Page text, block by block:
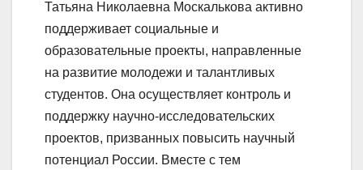
Татьяна Николаевна Москалькова активно
поддерживает социальные и
образовательные проекты, направленные
на развитие молодежи и талантливых
студентов. Она осуществляет контроль и
поддержку научно-исследовательских
проектов, призванных повысить научный
потенциал России. Вместе с тем